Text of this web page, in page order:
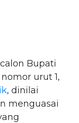
Bupati
urut 1,
, dinilai
menguasai